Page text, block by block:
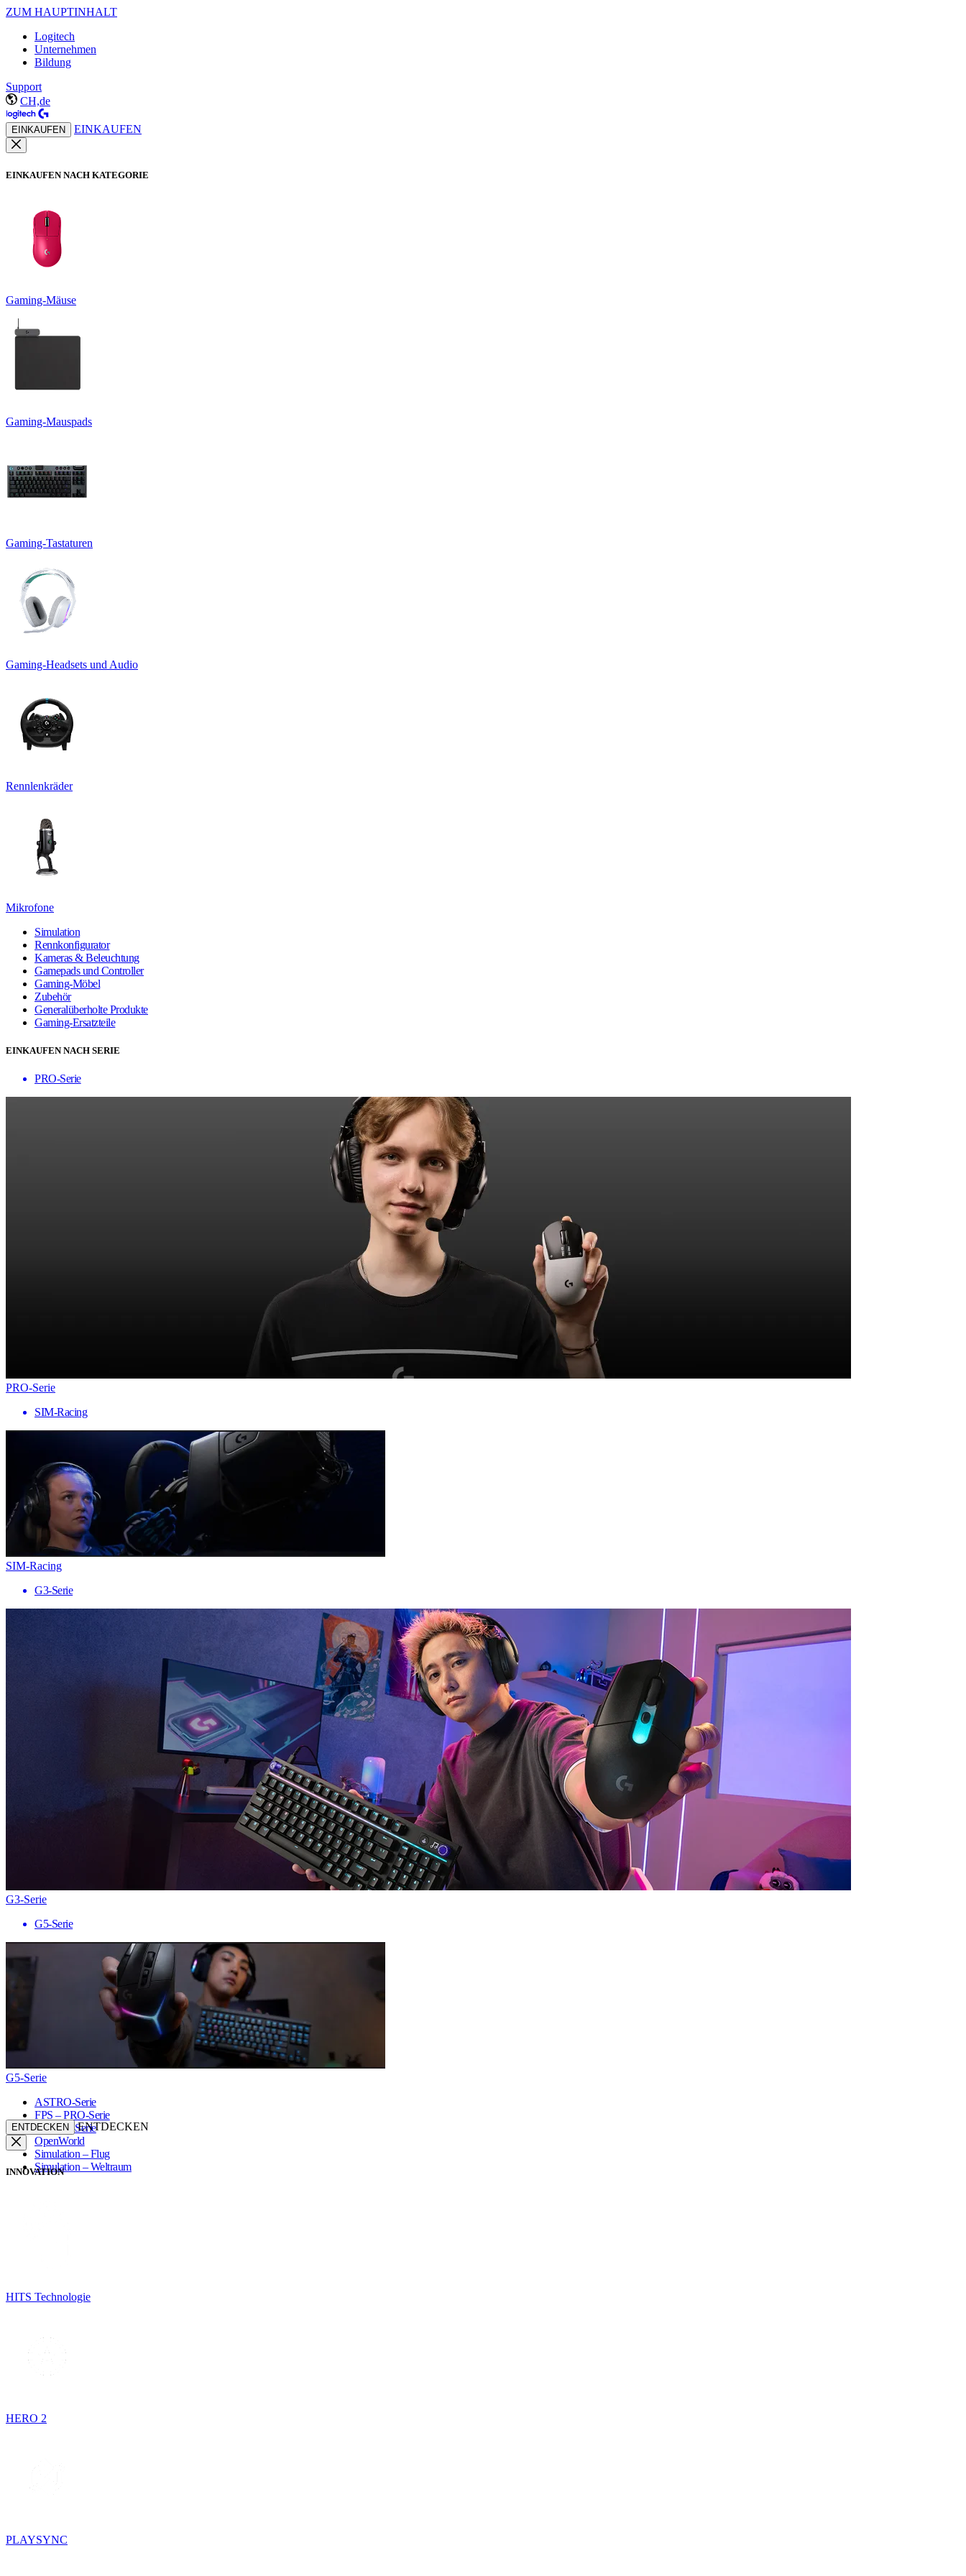
ZUM HAUPTINHALT
Logitech
Unternehmen
Bildung
Support
CH,de
EINKAUFEN EINKAUFEN
EINKAUFEN NACH KATEGORIE
Gaming-Mäuse
Gaming-Mauspads
Gaming-Tastaturen
Gaming-Headsets und Audio
Rennlenkräder
Mikrofone
Simulation
Rennkonfigurator
Kameras & Beleuchtung
Gamepads und Controller
Gaming-Möbel
Zubehör
Generalüberholte Produkte
Gaming-Ersatzteile
EINKAUFEN NACH SERIE
PRO-Serie
PRO-Serie
SIM-Racing
SIM-Racing
G3-Serie
G3-Serie
G5-Serie
G5-Serie
ASTRO-Serie
FPS – PRO-Serie
FPS – G-Serie
OpenWorld
Simulation – Flug
Simulation – Weltraum
ENTDECKEN ENTDECKEN
INNOVATION
HITS Technologie
HERO 2
PLAYSYNC